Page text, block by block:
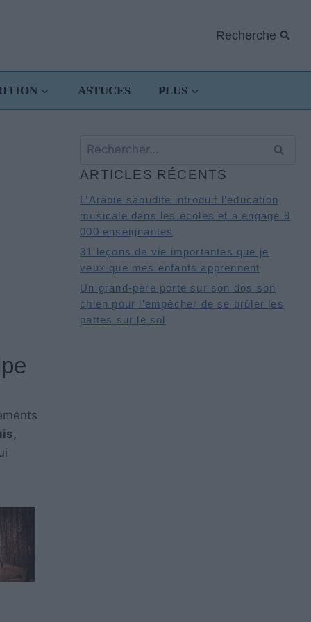
Recherche
ASTUCES PLUS
Rechercher :
ARTICLES RÉCENTS
L’Arabie saoudite introduit l’éducation
musicale dans les écoles et a engagé 9
000 enseignantes
31 leçons de vie importantes que je
veux que mes enfants apprennent
Un grand-père porte sur son dos son
chien pour l’empêcher de se brûler les
pattes sur le sol